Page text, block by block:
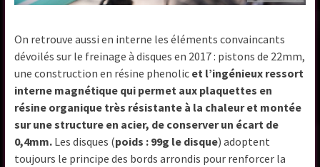
On retrouve aussi en interne les éléments convaincants
dévoilés sur le freinage à disques en 2017 : pistons de 22mm,
une construction en résine phenolic et l’ingénieux ressort
interne magnétique qui permet aux plaquettes en
résine organique très résistante à la chaleur et montée
sur une structure en acier, de conserver un écart de
0,4mm. Les disques (poids : 99g le disque) adoptent
toujours le principe des bords arrondis pour renforcer la